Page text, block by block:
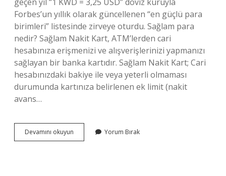
Forbes’un yıllık olarak güncellenen “en güçlü para
birimleri” listesinde zirveye oturdu. Sağlam para
nedir? Sağlam Nakit Kart, ATM’lerden cari
hesabınıza erişmenizi ve alışverişlerinizi yapmanızı
sağlayan bir banka kartıdır. Sağlam Nakit Kart; Cari
hesabınızdaki bakiye ile veya yeterli olmaması
durumunda kartınıza belirlenen ek limit (nakit
avans…
Devamını okuyun
Para
Yorum Bırak